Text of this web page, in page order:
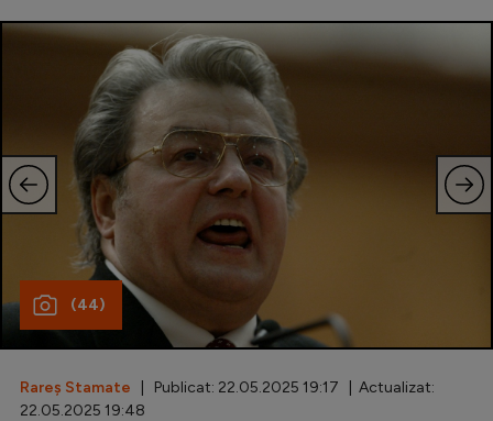
SuperLiga
Liga 2
Cupa României
Echipa Națională
U21
Fotbal feminin
Diverse
Inedit
Clasamente
(44)
Rareș Stamate | Publicat: 22.05.2025 19:17 | Actualizat:
22.05.2025 19:48